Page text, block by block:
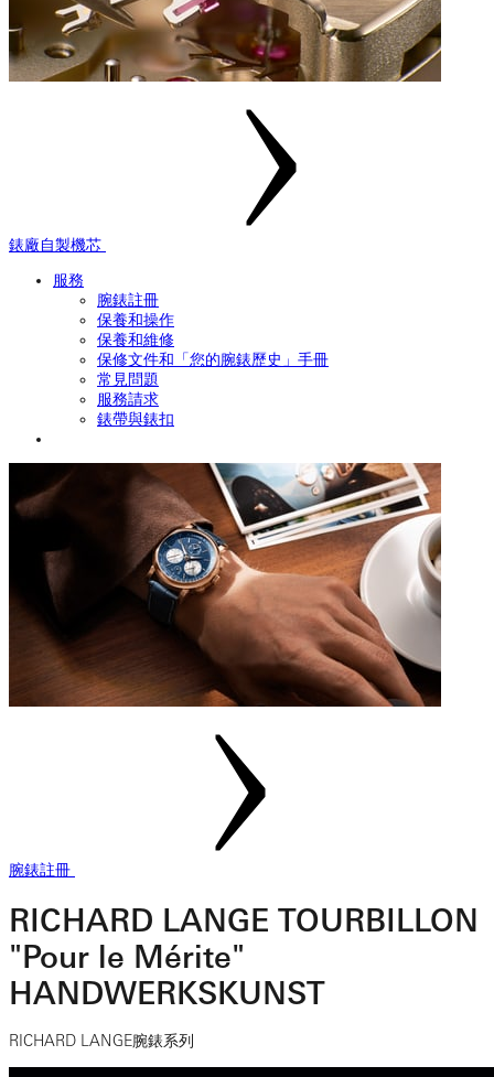
錶廠自製機芯
服務
腕錶註冊
保養和操作
保養和維修
保修文件和「您的腕錶歷史」手冊
常見問題
服務請求
錶帶與錶扣
腕錶註冊
RICHARD LANGE TOURBILLON
"Pour le Mérite"
HANDWERKSKUNST
RICHARD LANGE腕錶系列